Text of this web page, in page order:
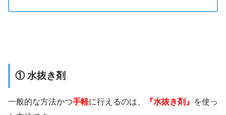
① 水抜き剤
一般的な方法かつ手軽に行えるのは、 『水抜き剤』
を使っ